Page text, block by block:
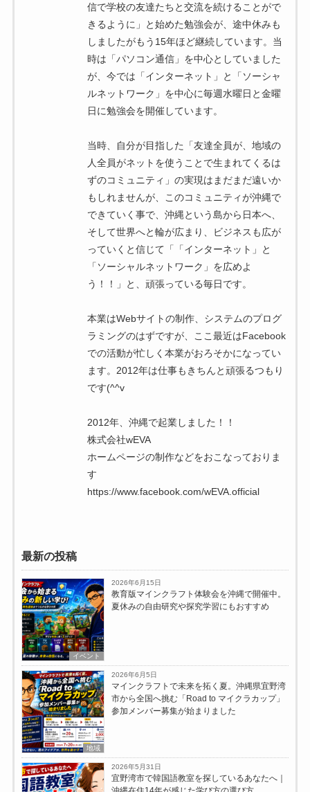
信で学校の友達たちと交流を続けることがで
きるように」と始めた勉強会が、途中休みも
しましたがもう15年ほど継続しています。当
時は「パソコン通信」を中心としていました
が、今では「インターネット」と「ソーシャ
ルネットワーク」を中心に毎週水曜日と金曜
日に勉強会を開催しています。
当時、自分が目指した「友達全員が、地域の
人全員がネットを使うことで生まれてくるは
ずのコミュニティ」の実現はまだまだ遠いか
もしれませんが、このコミュニティが沖縄で
できていく事で、沖縄という島から日本へ、
そして世界へと輪が広まり、ビジネスも広が
っていくと信じて「「インターネット」と
「ソーシャルネットワーク」を広めよ
う！！」と、頑張っている毎日です。
本業はWebサイトの制作、システムのプログ
ラミングのはずですが、ここ最近はFacebook
での活動が忙しく本業がおろそかになってい
ます。2012年は仕事もきちんと頑張るつもり
です(^^v
2012年、沖縄で起業しました！！
株式会社wEVA
ホームページの制作などをおこなっておりま
す
https://www.facebook.com/wEVA.official
最新の投稿
イベント
2026年6月15日
教育版マインクラフト体験会を沖縄で開催中。
夏休みの自由研究や探究学習にもおすすめ
地域
2026年6月5日
マインクラフトで未来を拓く夏。沖縄県宜野湾
市から全国へ挑む「Road to マイクラカップ」
参加メンバー募集が始まりました
2026年5月31日
宜野湾市で韓国語教室を探しているあなたへ｜